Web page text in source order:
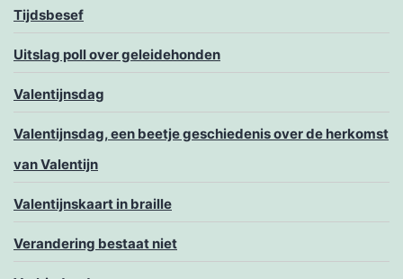
Tijdsbesef
Uitslag poll over geleidehonden
Valentijnsdag
Valentijnsdag, een beetje geschiedenis over de herkomst
van Valentijn
Valentijnskaart in braille
Verandering bestaat niet